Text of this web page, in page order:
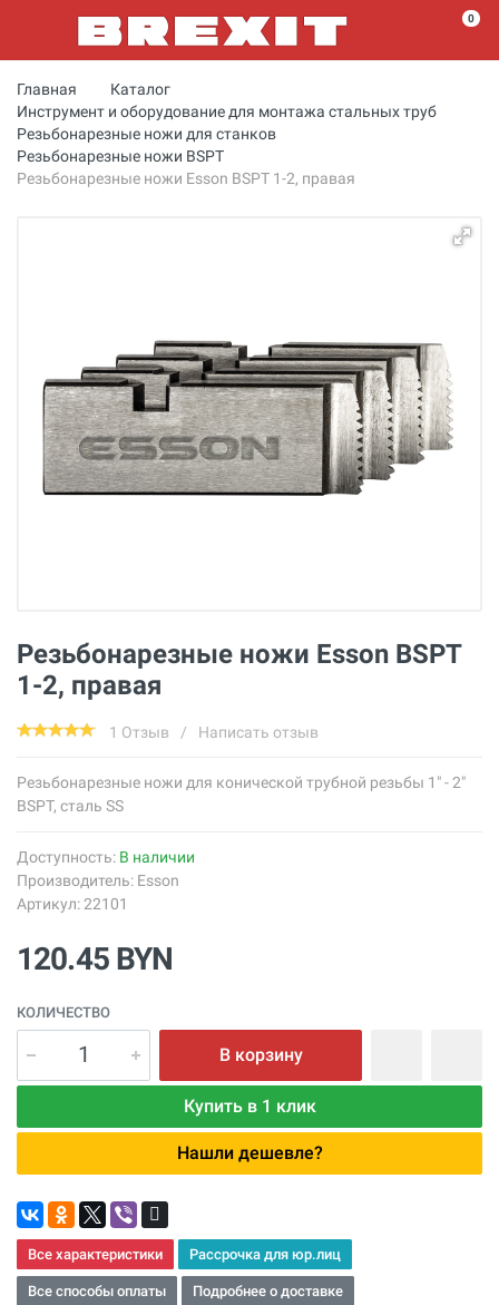
0
Главная
Каталог
Инструмент и оборудование для монтажа стальных труб
Резьбонарезные ножи для станков
Резьбонарезные ножи BSPT
Резьбонарезные ножи Esson BSPT 1-2, правая
Резьбонарезные ножи Esson BSPT
1-2, правая
1 Отзыв / Написать отзыв
Резьбонарезные ножи для конической трубной резьбы 1" - 2"
BSPT, сталь SS
Доступность: В наличии
Производитель: Esson
Артикул: 22101
120.45 BYN
КОЛИЧЕСТВО
В корзину
Купить в 1 клик
Нашли дешевле?
Все характеристики Рассрочка для юр.лиц
Все способы оплаты Подробнее о доставке